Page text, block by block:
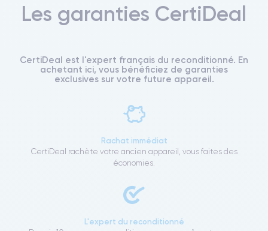
Les garanties CertiDeal
CertiDeal est l'expert français du reconditionné. En
achetant ici, vous bénéficiez de garanties
exclusives sur votre future appareil.
Rachat immédiat
CertiDeal rachète votre ancien appareil, vous faites des
économies.
L'expert du reconditionné